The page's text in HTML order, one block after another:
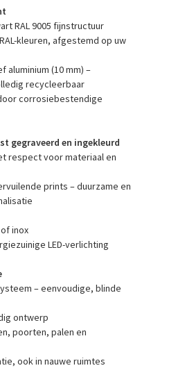
RAL 9005 fijnstructuur
kleuren, afgestemd op uw
aluminium (10 mm) –
recycleerbaar
corrosiebestendige
gegraveerd en ingekleurd
respect voor materiaal en
prints – duurzame en
inox
LED-verlichting
– eenvoudige, blinde
ontwerp
poorten, palen en
ook in nauwe ruimtes